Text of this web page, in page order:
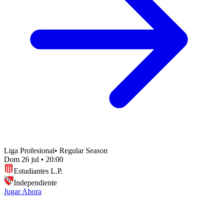
Liga Profesional• Regular Season
Dom 26 jul • 20:00
Estudiantes L.P.
Independiente
Jugar Ahora